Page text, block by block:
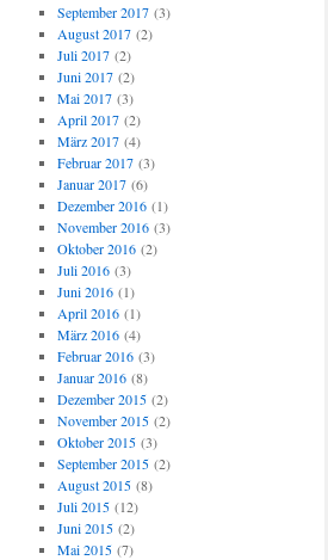
September 2017(3)
August 2017(2)
Juli 2017(2)
Juni 2017(2)
Mai 2017(3)
April 2017(2)
März 2017(4)
Februar 2017(3)
Januar 2017(6)
Dezember 2016(1)
November 2016(3)
Oktober 2016(2)
Juli 2016(3)
Juni 2016(1)
April 2016(1)
März 2016(4)
Februar 2016(3)
Januar 2016(8)
Dezember 2015(2)
November 2015(2)
Oktober 2015(3)
September 2015(2)
August 2015(8)
Juli 2015(12)
Juni 2015(2)
Mai 2015(7)